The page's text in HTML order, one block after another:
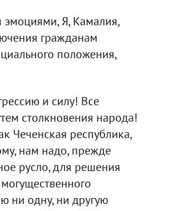
эмоциями, Я, Камалия,
гражданам
положения,
и силу! Все
столкновения народа!
Чеченская республика,
нам надо, прежде
русло, для решения
ни одну, ни другую